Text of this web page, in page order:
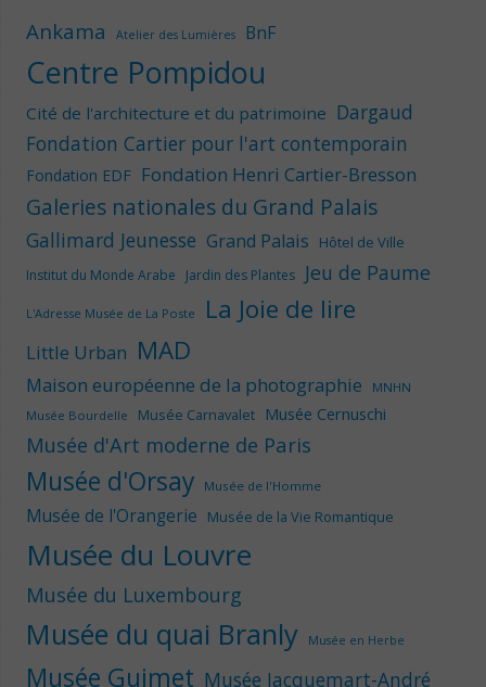
Ankama Atelier des Lumières BnF
Centre Pompidou
Cité de l'architecture et du patrimoine Dargaud
Fondation Cartier pour l'art contemporain
Fondation EDF Fondation Henri Cartier-Bresson
Galeries nationales du Grand Palais
Gallimard Jeunesse Grand Palais Hôtel de Ville
Institut du Monde Arabe Jardin des Plantes Jeu de Paume
L'Adresse Musée de La Poste La Joie de lire
Little Urban MAD
Maison européenne de la photographie
MNHN
Musée Bourdelle
Musée Carnavalet Musée Cernuschi
Musée d'Art moderne de Paris
Musée d'Orsay Musée de l'Homme
Musée de l'Orangerie Musée de la Vie Romantique
Musée du Louvre
Musée du Luxembourg
Musée du quai Branly Musée en Herbe
Musée Guimet Musée Jacquemart-André